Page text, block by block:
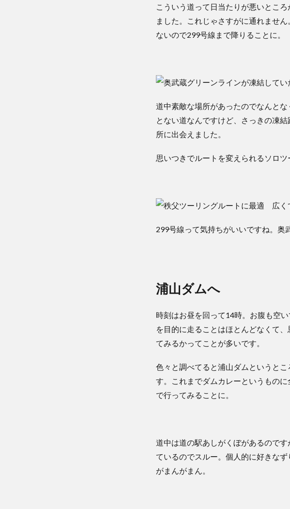
こういう道って日当たりが悪いとこ
ました。これじゃさすがに通れませ
ないので299号線まで降りることに。
道中素敵な場所があったのでなんと
とない道なんですけど、さっきの凍
所に出会えました。
思いつきでルートを変えられるソロツ
299号線って気持ちがいいですね。奥
浦山ダムへ
時刻はお昼を回って14時。お腹も空
を目的に走ることはほとんどなくて
てみるかってことが多いです。
色々と調べてると浦山ダムというと
す。これまでダムカレーというもの
で行ってみることに。
道中は道の駅あしがくぼがあるので
ているのでスルー。個人的に好きな
がまんがまん。